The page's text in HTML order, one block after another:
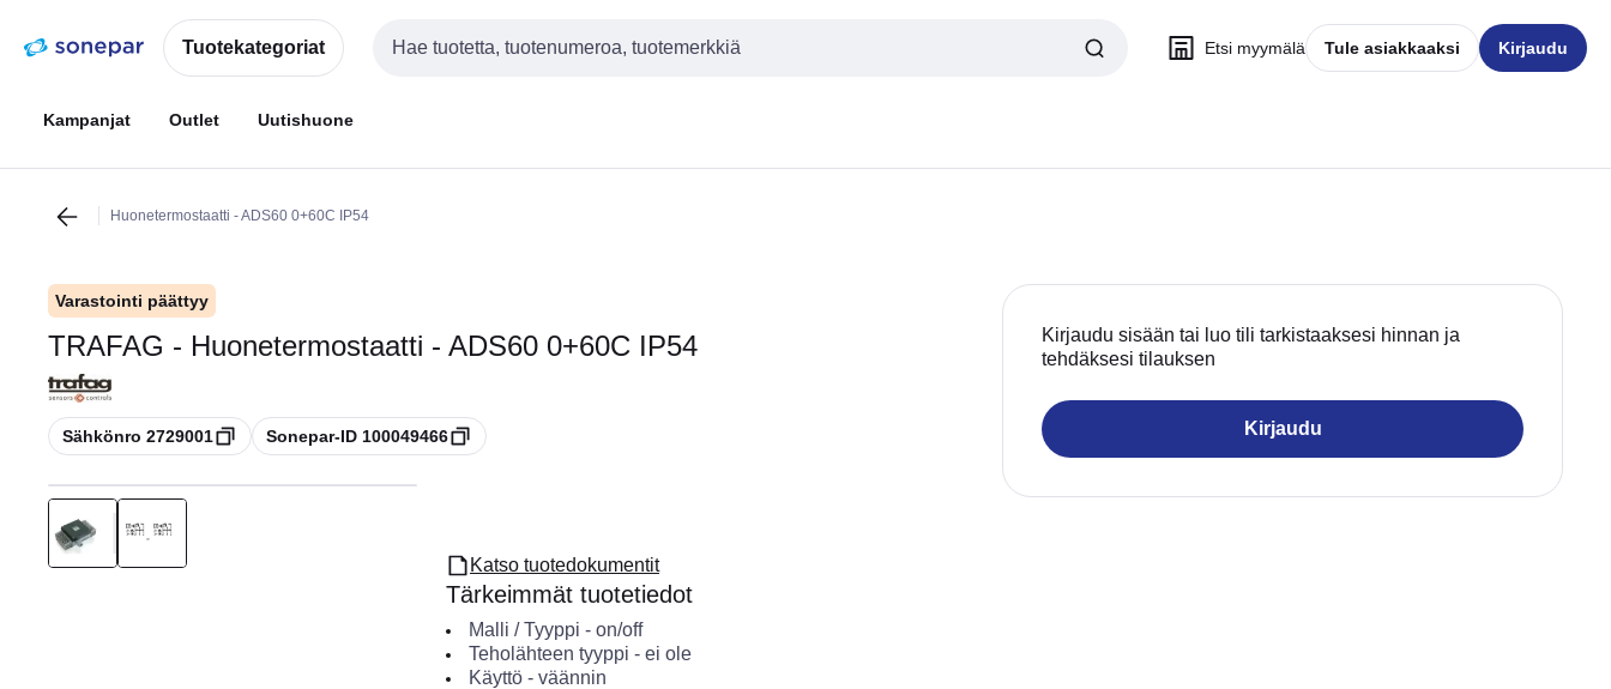
navigointiinsisältöön
Tuotekategoriat
Haku
Etsi myymälä Tule asiakkaaksi Kirjaudu
Kampanjat Outlet Uutishuone
Huonetermostaatti - ADS60 0+60C IP54
Varastointi päättyy
TRAFAG - Huonetermostaatti - ADS60 0+60C IP54
Kopioi
Sähkönro 2729001 Kopioi
Sonepar-ID 100049466
Kirjaudu sisään tai luo tili tarkistaaksesi hinnan ja
tehdäksesi tilauksen
Kirjaudu
Katso tuotedokumentit
Tärkeimmät tuotetiedot
Malli / Tyyppi - on/off
Teholähteen tyyppi - ei ole
Käyttö- väännin